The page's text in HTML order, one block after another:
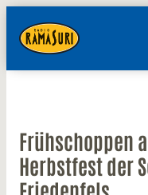
Frühschoppen
Herbstfest der